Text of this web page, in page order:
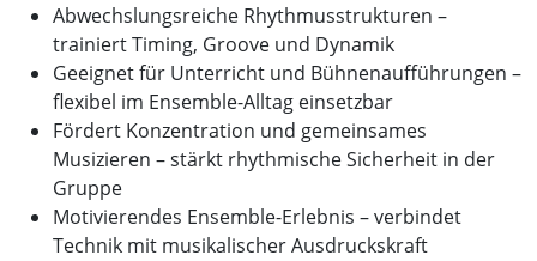
Abwechslungsreiche Rhythmusstrukturen –
trainiert Timing, Groove und Dynamik
Geeignet für Unterricht und Bühnenaufführungen –
flexibel im Ensemble-Alltag einsetzbar
Fördert Konzentration und gemeinsames
Musizieren – stärkt rhythmische Sicherheit in der
Gruppe
Motivierendes Ensemble-Erlebnis – verbindet
Technik mit musikalischer Ausdruckskraft